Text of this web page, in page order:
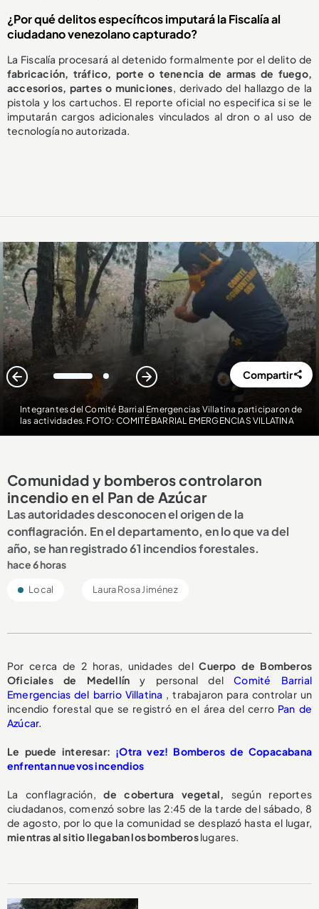
¿Por qué delitos específicos imputará la Fiscalía al
ciudadano venezolano capturado?
La Fiscalía procesará al detenido formalmente por el delito de
fabricación, tráfico, porte o tenencia de armas de fuego,
accesorios, partes o municiones , derivado del hallazgo de la
pistola y los cartuchos. El reporte oficial no especifica si se le
imputarán cargos adicionales vinculados al dron o al uso de
tecnología no autorizada.
Integrantes del Comité Barrial Emergencias Villatina participaron de
las actividades. FOTO: COMITÉ BARRIAL EMERGENCIAS VILLATINA
1 2 Compartir
Comunidad y bomberos controlaron
incendio en el Pan de Azúcar
Las autoridades desconocen el origen de la
conflagración. En el departamento, en lo que va del
año, se han registrado 61 incendios forestales.
hace 6 horas
Local Laura Rosa Jiménez
Por cerca de 2 horas, unidades delCuerpo de Bomberos
Oficiales de Medellín y personal delComité Barrial
Emergencias del barrio Villatina , trabajaron para controlar un
incendio forestal que se registró en el área del cerro Pan de
Azúcar.
Le puede interesar: ¡Otra vez! Bomberos de Copacabana
enfrentan nuevos incendios
La conflagración,de cobertura vegetal,
según reportes
ciudadanos, comenzó sobre las 2:45 de la tarde del sábado, 8
de agosto, por lo que la comunidad se desplazó hasta el lugar,
mientras al sitio llegaban los bomberoslugares.